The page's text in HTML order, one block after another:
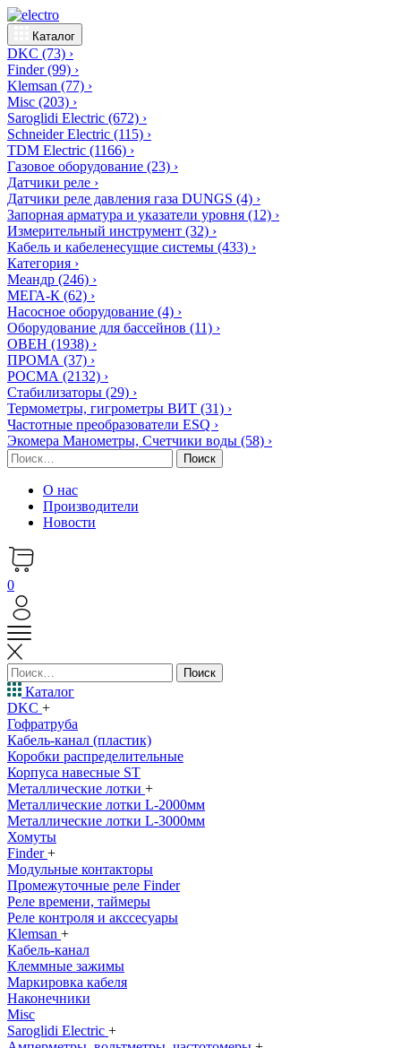
Каталог
DKC (73) ›
Finder(99) ›
Klemsan (77) ›
Misc (203) ›
Saroglidi Electric (672) ›
Schneider Electric (115) ›
TDM Electric (1166) ›
Газовое оборудование (23) ›
Датчики реле ›
Датчики реле давления газа DUNGS (4) ›
Запорная арматура и указатели уровня (12) ›
Измерительный инструмент (32) ›
Кабель и кабеленесущие системы (433) ›
Категория ›
Меандр (246) ›
МЕГА-К (62) ›
Насосное оборудование (4) ›
Оборудование для бассейнов (11) ›
ОВЕН (1938) ›
ПРОМА (37) ›
РОСМА (2132) ›
Стабилизаторы (29) ›
Термометры, гигрометры ВИТ (31) ›
Частотные преобразователи ESQ ›
Экомера Манометры, Счетчики воды (58) ›
Найти:
О нас
Производители
Новости
0
Найти:
Каталог
DKC +
Гофратруба
Кабель-канал (пластик)
Коробки распределительные
Корпуса навесные ST
Металлические лотки +
Металлические лотки L-2000мм
Металлические лотки L-3000мм
Хомуты
Finder+
Модульные контакторы
Промежуточные реле Finder
Реле времени, таймеры
Реле контроля и акссесуары
Klemsan +
Кабель-канал
Клеммные зажимы
Маркировка кабеля
Наконечники
Misc
Saroglidi Electric +